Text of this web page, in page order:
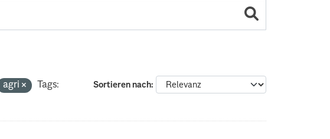
Sortieren nach
agri
Tags: